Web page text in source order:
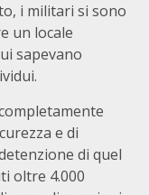
i militari si sono
un locale
sapevano
e di
di quel
oltre 4.000